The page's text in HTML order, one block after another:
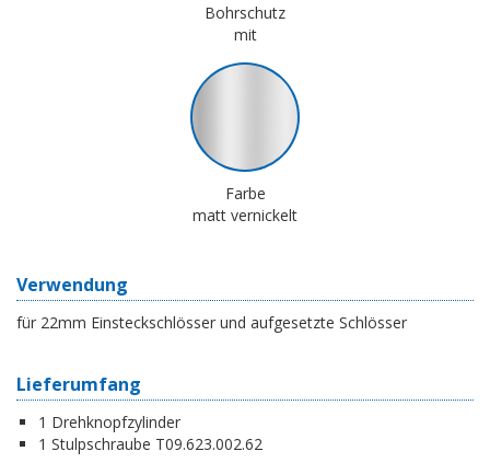
Bohrschutz
mit
Farbe
matt vernickelt
Verwendung
für 22mm Einsteckschlösser und aufgesetzte Schlösser
Lieferumfang
1 Drehknopfzylinder
1 Stulpschraube T09.623.002.62